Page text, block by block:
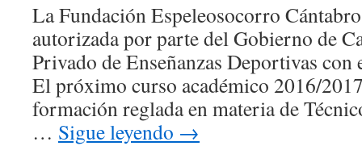
La Fundación Espeleosocorro
autorizada por parte del Gobierno de
Privado de Enseñanzas Deportivas
El próximo curso académico 2016/
formación reglada en materia de
… Sigue leyendo →